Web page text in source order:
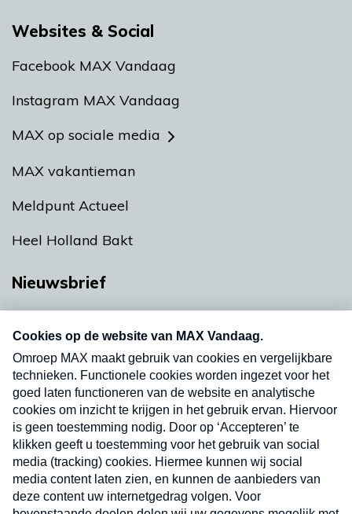
Websites & Social
Facebook MAX Vandaag
Instagram MAX Vandaag
MAX op sociale media
MAX vakantieman
Meldpunt Actueel
Heel Holland Bakt
Nieuwsbrief
nieuwsbrief. Elke vrijdag- en dinsdagochtend in
uw mailbox.
Verzend